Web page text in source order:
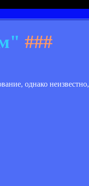
###
однако неизвестно,